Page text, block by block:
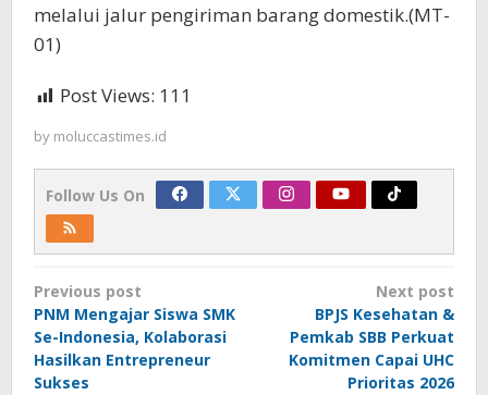
melalui jalur pengiriman barang domestik.(MT-
01)
Post Views: 111
by moluccastimes.id
Follow Us On
Post
navigation
Previous post
PNM Mengajar Siswa SMK
Se-Indonesia, Kolaborasi
Hasilkan Entrepreneur
Sukses
Next post
BPJS Kesehatan &
Pemkab SBB Perkuat
Komitmen Capai UHC
Prioritas 2026